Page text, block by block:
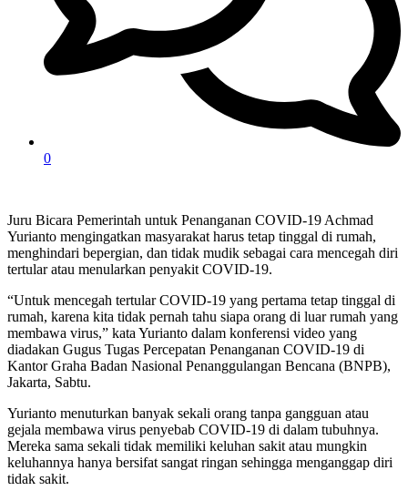
0
Juru Bicara Pemerintah untuk Penanganan COVID-19 Achmad
Yurianto mengingatkan masyarakat harus tetap tinggal di rumah,
menghindari bepergian, dan tidak mudik sebagai cara mencegah diri
tertular atau menularkan penyakit COVID-19.
“Untuk mencegah tertular COVID-19 yang pertama tetap tinggal di
rumah, karena kita tidak pernah tahu siapa orang di luar rumah yang
membawa virus,” kata Yurianto dalam konferensi video yang
diadakan Gugus Tugas Percepatan Penanganan COVID-19 di
Kantor Graha Badan Nasional Penanggulangan Bencana (BNPB),
Jakarta, Sabtu.
Yurianto menuturkan banyak sekali orang tanpa gangguan atau
gejala membawa virus penyebab COVID-19 di dalam tubuhnya.
Mereka sama sekali tidak memiliki keluhan sakit atau mungkin
keluhannya hanya bersifat sangat ringan sehingga menganggap diri
tidak sakit.